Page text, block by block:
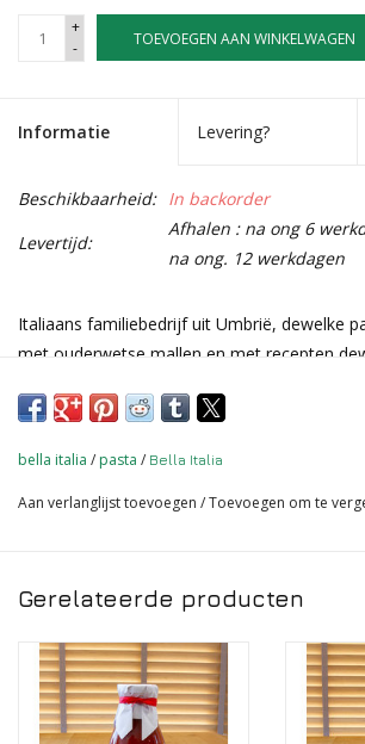
+
-
TOEVOEGEN AAN WINKELWAGEN
Informatie Levering?
Beschikbaarheid: In backorder
Levertijd:
Afhalen : na ong 6
na ong. 12 werkdagen
Italiaans familiebedrijf uit Umbrië, dewelke
met ouderwetse mallen en met recepten
temperatuur waardoor de structuur mooi en
Italiaanse smaken.
Pasta Bella Italia - tagliatelle al basilico 250
bella italia / pasta / Bella Italia
Aan verlanglijst toevoegen /Toevoegen om te
Gerelateerde producten